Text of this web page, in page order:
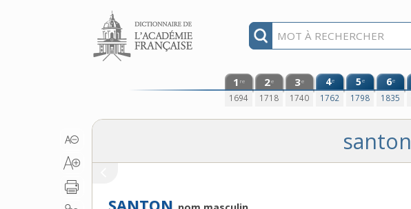
Aller au contenu
1 re
1694
2e
1718
3e
1740
4e
1762
5e
1798
6e
1835
santon